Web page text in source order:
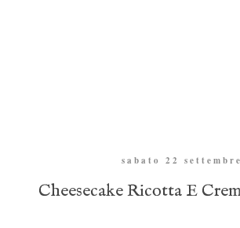
sabato 22
Cheesecake Ricotta E